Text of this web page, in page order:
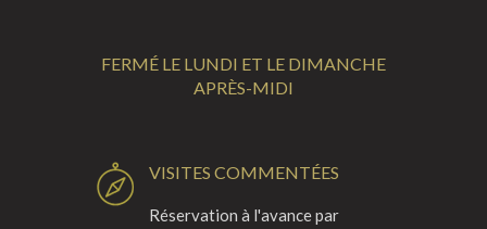
FERMÉ LE LUNDI ET LE DIMANCHE
APRÈS-MIDI
VISITES COMMENTÉES
Réservation à l'avance par